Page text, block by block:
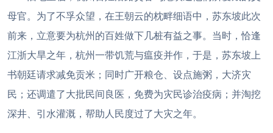
母官。为了不孚众望，在王朝云的枕畔细语中，苏东坡此次
前来，立意要为杭州的百姓做下几桩有益之事。当时，恰逢
江浙大旱之年，杭州一带饥荒与瘟疫并作，于是，苏东坡上
书朝廷请求减免贡米；同时广开粮仓、设点施粥，大济灾
民；还调遣了大批民间良医，免费为灾民诊治疫病；并淘挖
深井、引水灌溉，帮助人民度过了大灾之年。